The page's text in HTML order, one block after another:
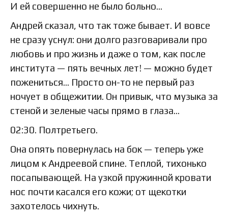
И ей совершенно не было больно…
Андрей сказал, что так тоже бывает. И вовсе
не сразу уснул: они долго разговаривали про
любовь и про жизнь и даже о том, как после
института — пять вечных лет! — можно будет
пожениться… Просто он-то не первый раз
ночует в общежитии. Он привык, что музыка за
стеной и зеленые часы прямо в глаза…
02:30. Полтретьего.
Она опять повернулась на бок — теперь уже
лицом к Андреевой спине. Теплой, тихонько
посапывающей. На узкой пружинной кровати
нос почти касался его кожи; от щекотки
захотелось чихнуть.